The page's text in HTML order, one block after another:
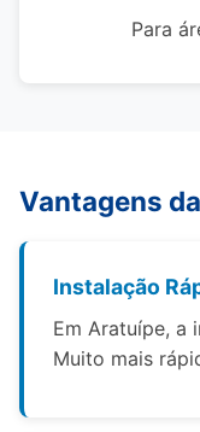
Para
Vantagens
Instalação
Em Aratuípe, a
Muito mais